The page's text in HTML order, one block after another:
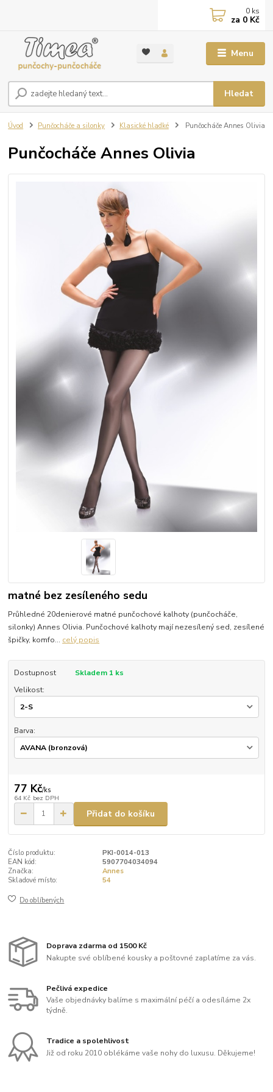
Menu
Hledat
0 ks
za 0 Kč
Úvod Punčocháče a silonky Klasické hladké Punčocháče Annes Olivia
Punčocháče Annes Olivia
matné bez zesíleného sedu
Průhledné 20denierové matné punčochové kalhoty (punčocháče,
silonky) Annes Olivia. Punčochové kalhoty mají nezesílený sed, zesílené
špičky, komfo... celý popis
Dostupnost
Skladem 1 ks
Velikost:
Barva:
77 Kč/ks
64 Kč bez DPH
Přidat do košíku
Číslo produktu:
PKI-0014-013
EAN kód:
5907704034094
Značka:
Annes
Skladové místo:
54
Do oblíbených
Doprava zdarma od 1500 Kč
Nakupte své oblíbené kousky a poštovné zaplatíme za vás.
Pečlivá expedice
Vaše objednávky balíme s maximální péčí a odesíláme 2x
týdně.
Tradice a spolehlivost
Již od roku 2010 oblékáme vaše nohy do luxusu. Děkujeme!